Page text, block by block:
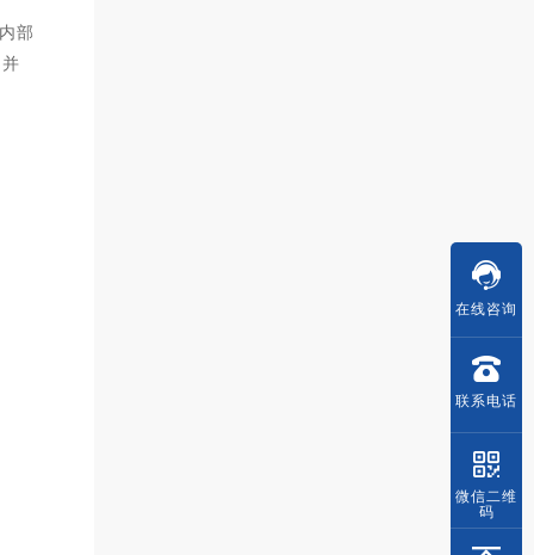
部
在线咨询
联系电话
微信二维
码